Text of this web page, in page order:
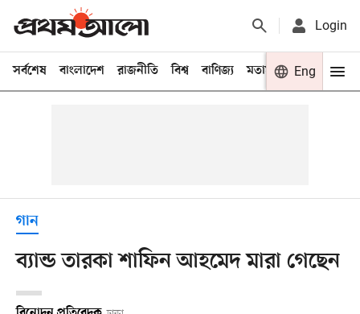
Login
সর্বশেষ বাংলাদেশ রাজনীতি বিশ্ব বাণিজ্য মতামত খেলা
Eng
গান
ব্যান্ড তারকা শাফিন আহমেদ মারা গেছেন